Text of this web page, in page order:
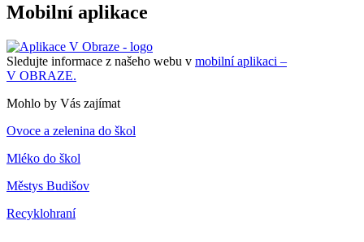
Mobilní aplikace
Sledujte informace z našeho webu v mobilní aplikaci –
V OBRAZE.
Mohlo by Vás zajímat
Ovoce a zelenina do škol
Mléko do škol
Městys Budišov
Recyklohraní